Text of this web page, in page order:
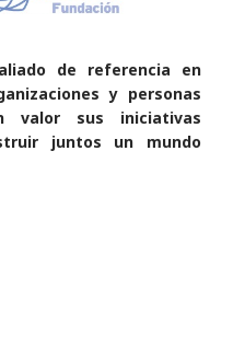
de referencia en
y personas
valor sus iniciativas
juntos un mundo